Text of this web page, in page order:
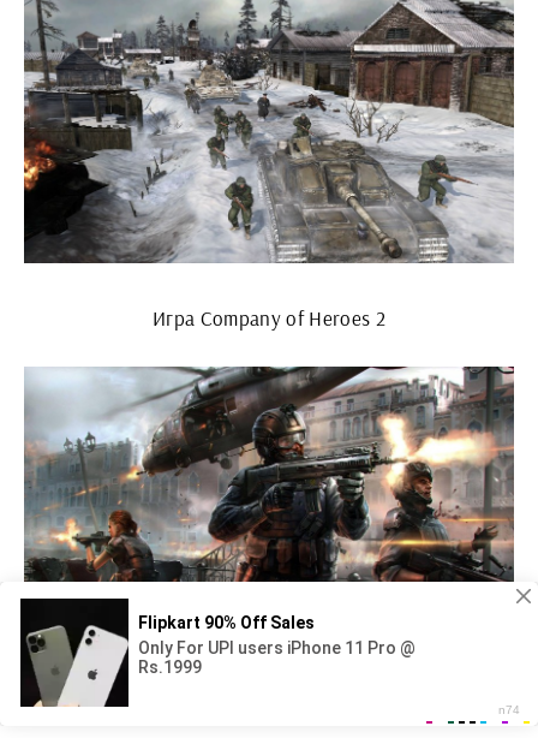
Игра Company of Heroes 2